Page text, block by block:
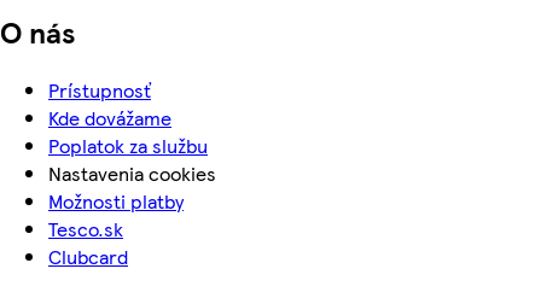
O nás
Prístupnosť
Kde dovážame
Poplatok za službu
Nastavenia cookies
Možnosti platby
Tesco.sk
Clubcard